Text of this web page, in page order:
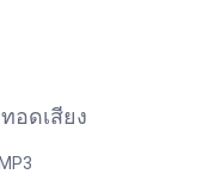
อดเสียง
.MP3